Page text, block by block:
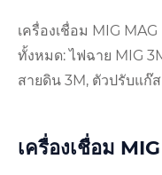
เครื่องเชื่อม MIG
ทั้งหมด: ไฟฉาย MIG
สายดิน 3M, ตัวปรับแก๊ส
เครื่องเชื่อม